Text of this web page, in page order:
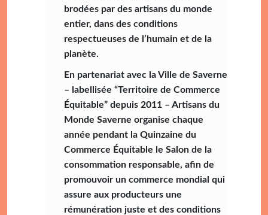
brodées par des artisans du monde
entier, dans des conditions
respectueuses de l’humain et de la
planète.
En partenariat avec la Ville de Saverne
– labellisée “Territoire de Commerce
Équitable” depuis 2011 – Artisans du
Monde Saverne organise chaque
année pendant la Quinzaine du
Commerce Équitable le Salon de la
consommation responsable, afin de
promouvoir un commerce mondial qui
assure aux producteurs une
rémunération juste et des conditions